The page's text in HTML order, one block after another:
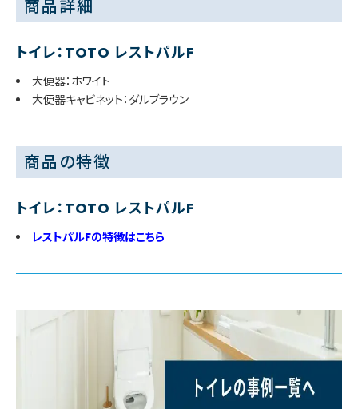
商品詳細
トイレ：TOTO レストパルF
大便器：ホワイト
大便器キャビネット：ダルブラウン
商品の特徴
トイレ：TOTO レストパルF
レストパルFの特徴はこちら